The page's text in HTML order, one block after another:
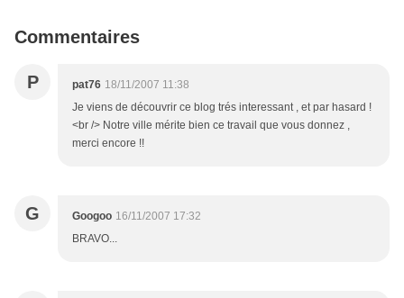
Commentaires
P pat76 18/11/2007 11:38
Je viens de découvrir ce blog trés interessant , et par hasard !
<br /> Notre ville mérite bien ce travail que vous donnez ,
merci encore !!
G Googoo 16/11/2007 17:32
BRAVO...